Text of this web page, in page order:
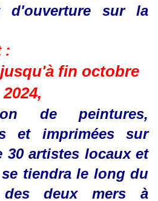
d'ouverture sur la
:
fin octobre
2024,
de peintures,
et imprimées sur
30 artistes locaux et
tiendra le long du
des deux mers à